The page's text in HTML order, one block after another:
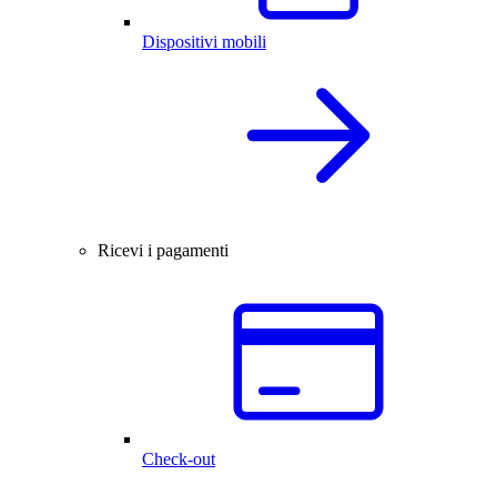
Dispositivi mobili
Ricevi i pagamenti
Check-out